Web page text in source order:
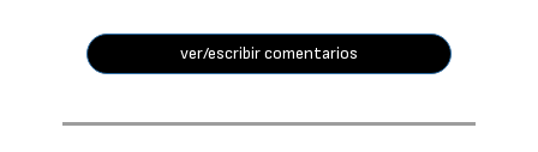
ver/escribir comentarios